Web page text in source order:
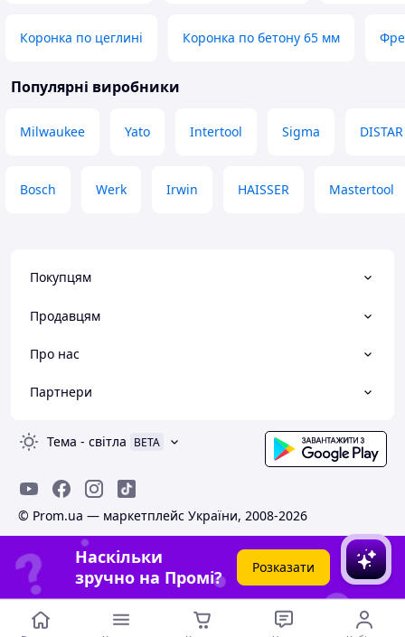
Коронка по цеглині Коронка по бетону 65 мм
Популярні виробники
Milwaukee Yato Intertool Sigma DISTAR
Bosch Werk Irwin HAISSER Mastertool
Покупцям
Продавцям
Про нас
Партнери
Тема - світла BETA
© Prom.ua — маркетплейс України, 2008-2026
Наскільки
зручно на Промі?
Розказати